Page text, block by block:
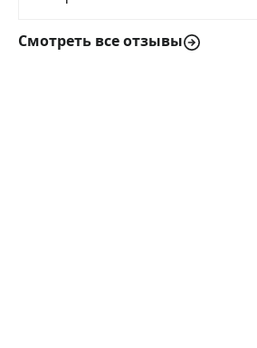
Смотреть все отзывы